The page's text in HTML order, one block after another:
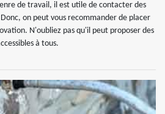
de travail, il est utile de contacter des
on peut vous recommander de placer
N'oubliez pas qu'il peut proposer des
à tous.